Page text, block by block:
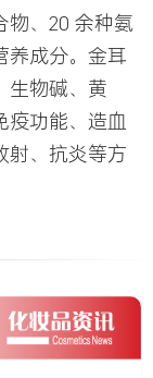
物、20 余种氨
养成分。金耳
生物碱、黄
疫功能、造血
射、抗炎等方